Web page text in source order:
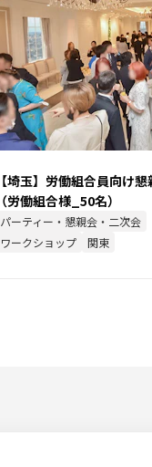
【埼玉】労働組合員向け懇
（労働組合様_50名）
パーティー・懇親会・二次会
ワークショップ
関東